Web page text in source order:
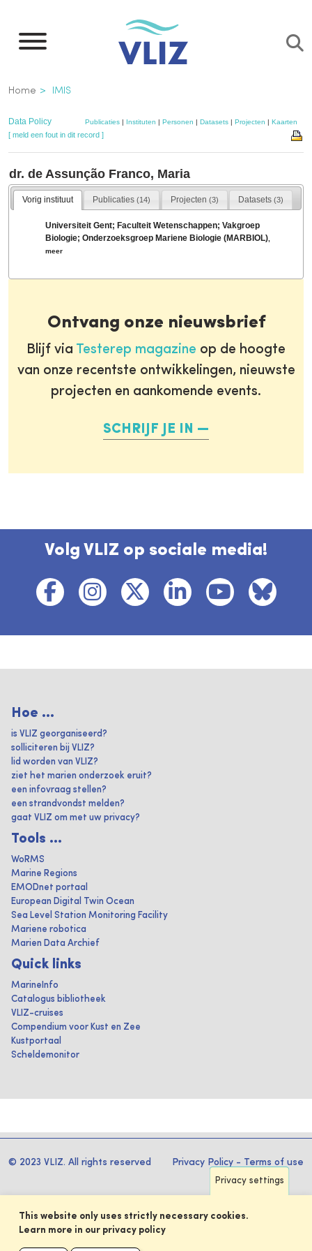
naar
inhoud
gaan
Kruimelpad
Home IMIS
Data Policy Publicaties| Instituten | Personen | Datasets| Projecten | Kaarten
[ meld een fout in dit record ]
dr. de Assunção Franco, Maria
Vorig instituut Publicaties(14) Projecten (3) Datasets (3)
Universiteit Gent; Faculteit Wetenschappen; Vakgroep
Biologie; Onderzoeksgroep Mariene Biologie (MARBIOL)
meer
Ontvang onze nieuwsbrief
Blijf via Testerep magazine op de hoogte
van onze recentste ontwikkelingen, nieuwste
projecten en aankomende events.
SCHRIJF JE IN
Volg VLIZ op sociale media!
Hoe ...
is VLIZ georganiseerd?
solliciteren bij VLIZ?
lid worden van VLIZ?
ziet het marien onderzoek eruit?
een infovraag stellen?
een strandvondst melden?
gaat VLIZ om met uw privacy?
Tools ...
WoRMS
Marine Regions
EMODnet portaal
European Digital Twin Ocean
Sea Level Station Monitoring Facility
Mariene robotica
Marien Data Archief
Quick links
MarineInfo
Catalogus bibliotheek
VLIZ-cruises
Compendium voor Kust en Zee
Kustportaal
Scheldemonitor
© 2023 VLIZ. All rights reserved Privacy Policy - Terms of use
Privacy settings
This website only uses strictly necessary cookies.
Learn more in our privacy policy